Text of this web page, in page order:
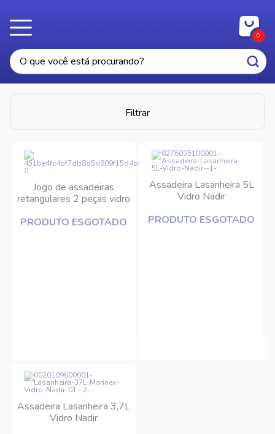
0
Filtrar
Jogo de assadeiras
retangulares 2 peças vidro
PRODUTO ESGOTADO
Assadeira Lasanheira 5L
Vidro Nadir
PRODUTO ESGOTADO
Assadeira Lasanheira 3,7L
Vidro Nadir